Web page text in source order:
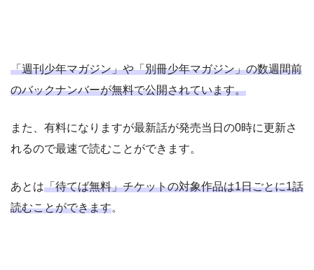
「週刊少年マガジン」や「別冊少年マガジン」の数週間前
のバックナンバーが無料で公開されています。
また、有料になりますが最新話が発売当日の0時に更新さ
れるので最速で読むことができます。
あとは「待てば無料」チケットの対象作品は1日ごとに1話
読むことができます。